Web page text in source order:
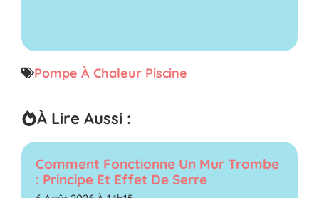
Pompe À Chaleur Piscine
À Lire Aussi :
Comment Fonctionne Un Mur Trombe
: Principe Et Effet De Serre